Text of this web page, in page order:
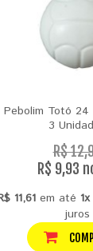
Pebolim Totó 24
3
R$
R$ 9,93
11,61 em até 1x
juros